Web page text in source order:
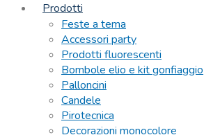
Prodotti
Feste a tema
Accessori party
Prodotti fluorescenti
Bombole elio e kit gonfiaggio
Palloncini
Candele
Pirotecnica
Decorazioni monocolore